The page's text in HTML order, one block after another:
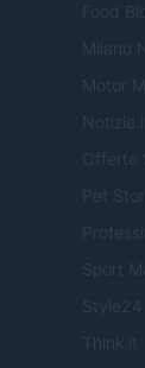
Food
Milano
Motor
Offerte
Pet
Sport
Style24
Think.it